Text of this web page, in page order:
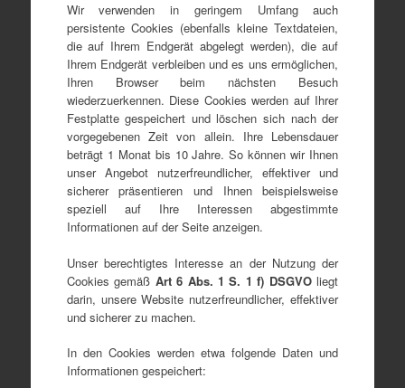
Wir verwenden in geringem Umfang auch
persistente Cookies (ebenfalls kleine Textdateien,
die auf Ihrem Endgerät abgelegt werden), die auf
Ihrem Endgerät verbleiben und es uns ermöglichen,
Ihren Browser beim nächsten Besuch
wiederzuerkennen. Diese Cookies werden auf Ihrer
Festplatte gespeichert und löschen sich nach der
vorgegebenen Zeit von allein. Ihre Lebensdauer
beträgt 1 Monat bis 10 Jahre. So können wir Ihnen
unser Angebot nutzerfreundlicher, effektiver und
sicherer präsentieren und Ihnen beispielsweise
speziell auf Ihre Interessen abgestimmte
Informationen auf der Seite anzeigen.
Unser berechtigtes Interesse an der Nutzung der
Cookies gemäß Art 6 Abs. 1 S. 1 f) DSGVOliegt
darin, unsere Website nutzerfreundlicher, effektiver
und sicherer zu machen.
In den Cookies werden etwa folgende Daten und
Informationen gespeichert: